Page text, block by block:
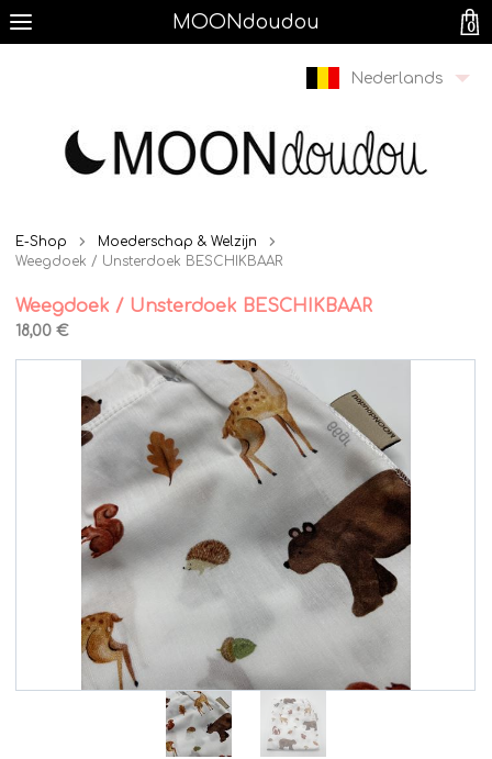
MOONdoudou
Nederlands
E-Shop
Moederschap & Welzijn
Weegdoek / Unsterdoek BESCHIKBAAR
Weegdoek / Unsterdoek BESCHIKBAAR
18,00 €
0